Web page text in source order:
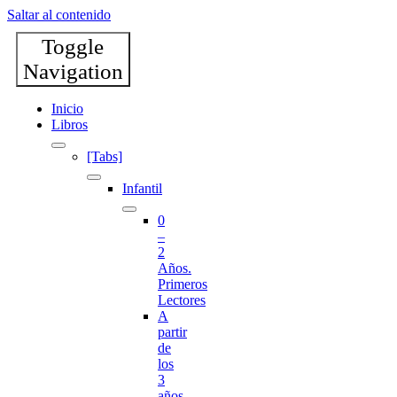
Saltar al contenido
Toggle
Navigation
Inicio
Libros
[Tabs]
Infantil
0
–
2
Años.
Primeros
Lectores
A
partir
de
los
3